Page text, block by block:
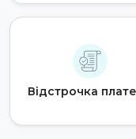
Відстрочка